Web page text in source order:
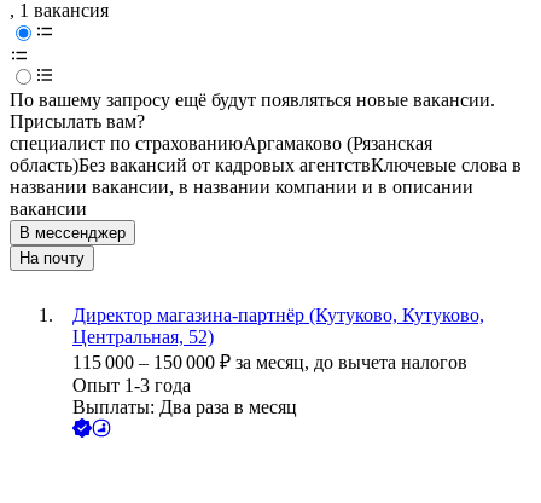
, 1 вакансия
По вашему запросу ещё будут появляться новые вакансии.
Присылать вам?
специалист по страхованиюАргамаково (Рязанская
область)Без вакансий от кадровых агентствКлючевые слова в
названии вакансии, в названии компании и в описании
вакансии
В мессенджер
На почту
Директор магазина-партнёр (Кутуково, Кутуково,
Центральная, 52)
115 000 – 150 000 ₽ за месяц, до вычета налогов
Опыт 1-3 года
Выплаты: Два раза в месяц